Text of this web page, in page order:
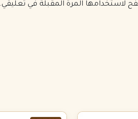
لاستخدامها المرة المقبلة في تعليقي.